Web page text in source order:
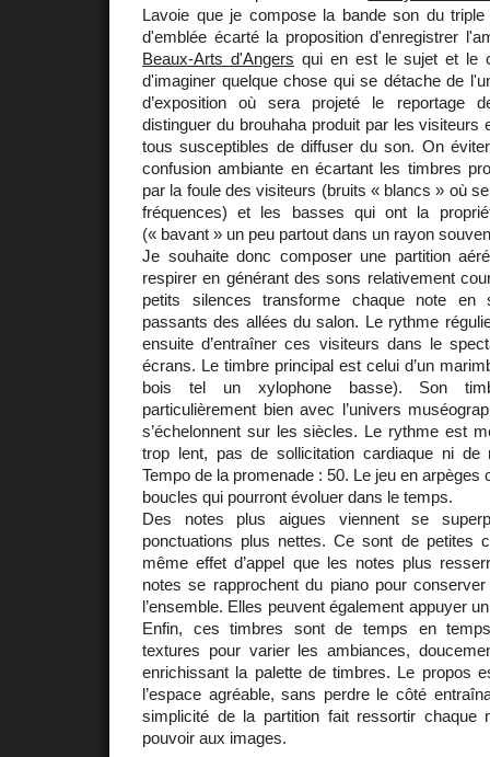
Lavoie que je compose la bande son du
d'emblée écarté la proposition d'enregistrer
Beaux-Arts d'Angers qui en est le sujet et le
d'imaginer quelque chose qui se détache de
d’exposition où sera projeté le reportage
distinguer du brouhaha produit par les visiteurs
tous susceptibles de diffuser du son. On
confusion ambiante en écartant les timbres
par la foule des visiteurs (bruits « blancs » où
fréquences) et les basses qui ont la
(« bavant » un peu partout dans un rayon
Je souhaite donc composer une partition
respirer en générant des sons relativement
petits silences transforme chaque note en
passants des allées du salon. Le rythme
ensuite d’entraîner ces visiteurs dans le
écrans. Le timbre principal est celui d’un
bois tel un xylophone basse). Son
particulièrement bien avec l’univers
s’échelonnent sur les siècles. Le rythme est
trop lent, pas de sollicitation cardiaque ni de
Tempo de la promenade : 50. Le jeu en
boucles qui pourront évoluer dans le temps.
Des notes plus aigues viennent se
ponctuations plus nettes. Ce sont de petites
même effet d’appel que les notes plus
notes se rapprochent du piano pour
l’ensemble. Elles peuvent également appuyer
Enfin, ces timbres sont de temps en
textures pour varier les ambiances,
enrichissant la palette de timbres. Le propos
l’espace agréable, sans perdre le côté
simplicité de la partition fait ressortir chaque
pouvoir aux images.